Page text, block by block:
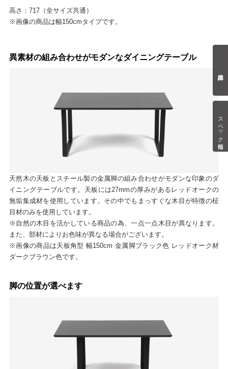
スペック情報
高さ：717（全サイズ共通）
※画像の商品は幅150cmタイプです。
異素材の組み合わせがモダンなダイニングテーブル
天然木の天板とスチール製の金属脚の組み合わせがモダンな印象のダ
イニングテーブルです。天板には27mmの厚みがあるレッドオークの
無垢集成材を使用しています。その中でもまっすぐな木目が特徴の柾
目材のみを使用しています。
※自然の木目を活かしている商品の為、一点一点木目が異なります。
また、部材によりお色味が異なる場合がございます。
※画像の商品は天板角型 幅150cm 金属脚ブラック色 レッドオーク材
ダークブラウン色です。
脚の位置が選べます